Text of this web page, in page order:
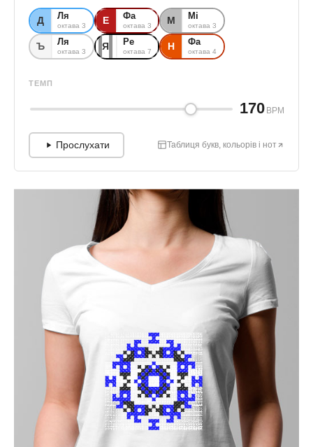
Д Ля
октава 3 Е Фа
октава 3 М Мі
октава 3
Ъ Ля
октава 3 Я Ре
октава 7 Н Фа
октава 4
ТЕМП
170 BPM
Прослухати Таблиця букв, кольорів і нот